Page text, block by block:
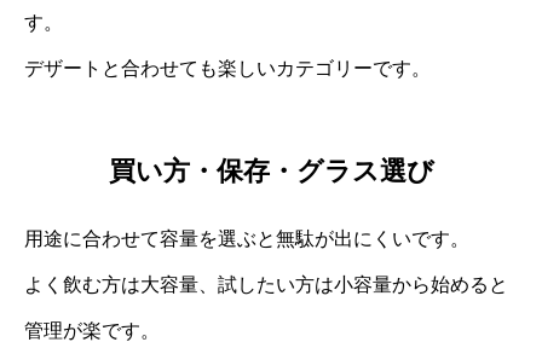
す。
デザートと合わせても楽しいカテゴリーです。
買い方・保存・グラス選び
用途に合わせて容量を選ぶと無駄が出にくいです。
よく飲む方は大容量、試したい方は小容量から始めると
管理が楽です。